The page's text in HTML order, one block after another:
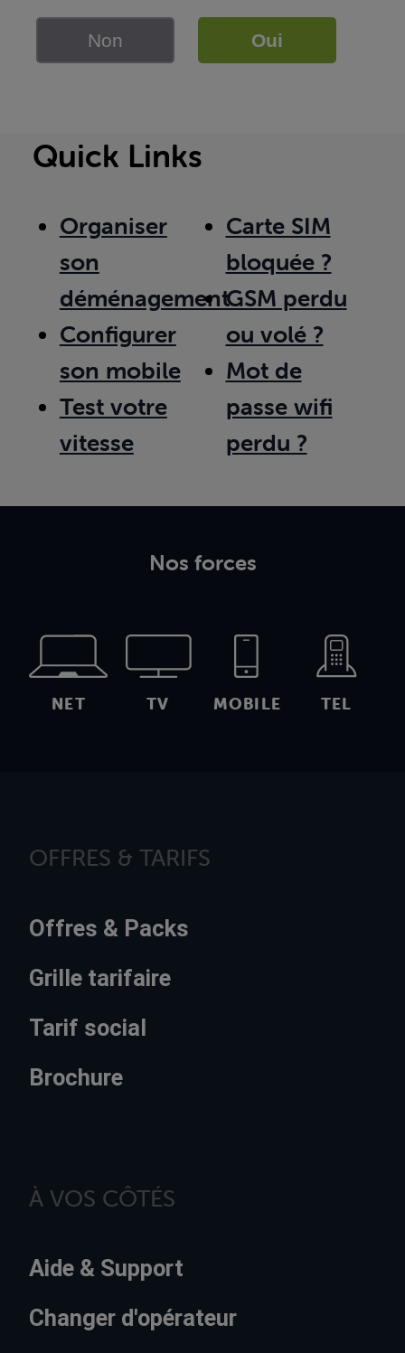
Non Oui
Quick Links
Organiser
son
déménagement
Configurer
son mobile
Test votre
vitesse
Carte SIM
bloquée ?
GSM perdu
ou volé ?
Mot de
passe wifi
perdu ?
Nos forces
NET TV MOBILE TEL
OFFRES & TARIFS
Offres & Packs
Grille tarifaire
Tarif social
Brochure
À VOS CÔTÉS
Aide & Support
Changer d'opérateur